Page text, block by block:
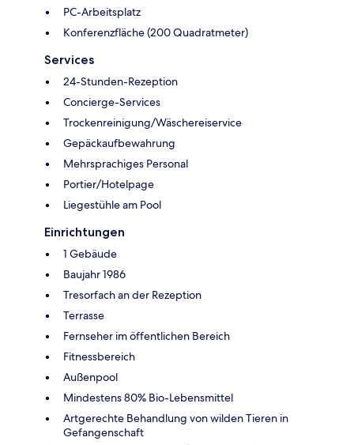
PC-Arbeitsplatz
Konferenzfläche (200 Quadratmeter)
Services
24-Stunden-Rezeption
Concierge-Services
Trockenreinigung/Wäschereiservice
Gepäckaufbewahrung
Mehrsprachiges Personal
Portier/Hotelpage
Liegestühle am Pool
Einrichtungen
1 Gebäude
Baujahr 1986
Tresorfach an der Rezeption
Terrasse
Fernseher im öffentlichen Bereich
Fitnessbereich
Außenpool
Mindestens 80% Bio-Lebensmittel
Artgerechte Behandlung von wilden Tieren in
Gefangenschaft